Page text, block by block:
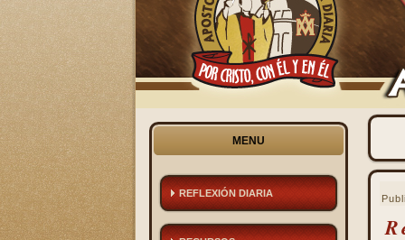
MENU
REFLEXIÓN DIARIA